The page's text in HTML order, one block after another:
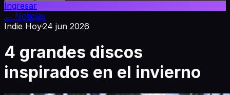
Ingresar
← Noticias
Indie Hoy·24 jun 2026
4 grandes discos
inspirados en el invierno